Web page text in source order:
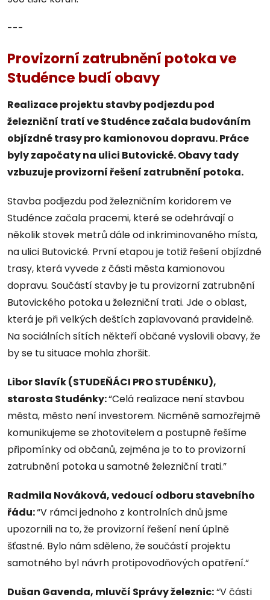
---
Provizorní zatrubnění potoka ve
Studénce budí obavy
Realizace projektu stavby podjezdu pod
železniční tratí ve Studénce začala budováním
objízdné trasy pro kamionovou dopravu. Práce
byly započaty na ulici Butovické. Obavy tady
vzbuzuje provizorní řešení zatrubnění potoka.
Stavba podjezdu pod železničním koridorem ve
Studénce začala pracemi, které se odehrávají o
několik stovek metrů dále od inkriminovaného místa,
na ulici Butovické. První etapou je totiž řešení objízdné
trasy, která vyvede z části města kamionovou
dopravu. Součástí stavby je tu provizorní zatrubnění
Butovického potoka u železniční trati. Jde o oblast,
která je při velkých deštích zaplavovaná pravidelně.
Na sociálních sítích někteří občané vyslovili obavy, že
by se tu situace mohla zhoršit.
Libor Slavík (STUDEŇÁCI PRO STUDÉNKU),
starosta Studénky:“Celá realizace není stavbou
města, město není investorem. Nicméně samozřejmě
komunikujeme se zhotovitelem a postupně řešíme
připomínky od občanů, zejména je to to provizorní
zatrubnění potoka u samotné železniční trati.”
Radmila Nováková, vedoucí odboru stavebního
řádu:“V rámci jednoho z kontrolních dnů jsme
upozornili na to, že provizorní řešení není úplně
šťastné. Bylo nám sděleno, že součástí projektu
samotného byl návrh protipovodňových opatření.“
Dušan Gavenda, mluvčí Správy železnic:“V části